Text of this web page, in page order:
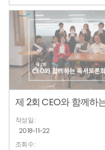
작성일 :
2018-11-22
조회수 :